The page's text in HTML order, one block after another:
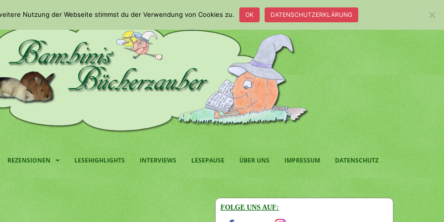
REZENSIONEN LESEHIGHLIGHTS INTERVIEWS LESEPAUSE ÜBER UNS IMPRESSUM DATENSCHUTZ
FOLGE UNS AUF:
Nutzung der Webseite stimmst du der Verwendung von Cookies zu. OK DATENSCHUTZERKLÄRUNG